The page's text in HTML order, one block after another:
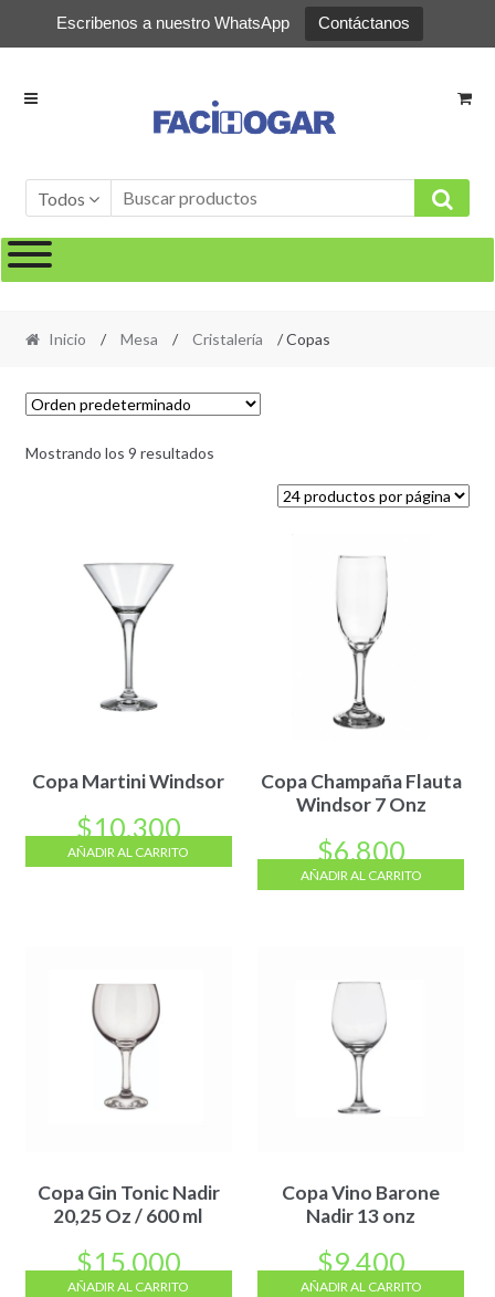
Escribenos a nuestro WhatsApp Contáctanos
Ir
Ir
Todos
Inicio / Mesa / Cristalería / Copas
Mostrando los 9 resultados
Copa Martini Windsor
$10.300
AÑADIR AL CARRITO
Copa Champaña Flauta
Windsor 7 Onz
$6.800
AÑADIR AL CARRITO
Copa Gin Tonic Nadir
20,25 Oz / 600 ml
$15.000
AÑADIR AL CARRITO
Copa Vino Barone
Nadir 13 onz
$9.400
AÑADIR AL CARRITO